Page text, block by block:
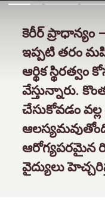
కెరీర్ ప్రాధాన్యం
ఇప్పటి తరం
ఆర్థిక
వేస్తున్నారు.
చేసుకోవడం
ఆరోగ్యపరమైన
వైద్యులు